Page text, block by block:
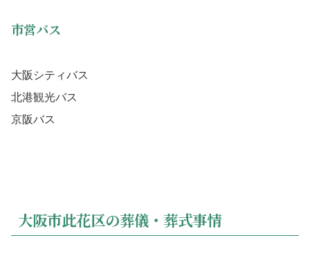
市営バス
大阪シティバス
北港観光バス
京阪バス
大阪市此花区の葬儀・葬式事情